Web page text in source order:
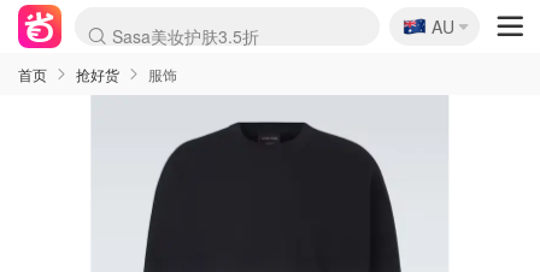
lululemon折扣上新
Sasa美妆护肤3.5折
SSENSE年中2.5折
FreshBeauty好价汇总
Cettire降价+叠9折
WWS Coles超市实拍
viagogo二手票捡漏
Myer超级周末
The Outnet奢牌1折起
David Jones 3折起
Flannels大牌1折
Perfumes Club护肤1折
AMIRO面罩$251
Amazon折扣汇总
eToro入金$200送$50
Amazon数码好物
ICONIC本周7.5折
ThedoubleF高奢地板价
Moose Knuckles 6折
丝芙兰5折起
EUFY摄像头$98
Selenichast首饰2折
Trip机票酒店促销
YSL送5件彩妆礼
Amazon家居好物
Amazon美妆护肤
雅漾大喷$8
过敏原检测盒$33
伊索独家赠50ml沐浴露
科颜氏高保湿面霜$29
SEALIFE海洋馆门票6折
丝塔芙大白罐$16
订阅Newsletter送香薰
Cult Beauty 6.8折
Harrods圣诞日历$525
LN-CC奢牌私促3折
d'Alba空姐喷雾$16
EVE LOM套装£56
Bernardelli独家4折
Adore Beauty 6折起
CT圣诞日历
Mytheresa奢品2.7折
Luxury Escapes 9折
Currentbody美容仪$881
MOON Garden Live
Roborock扫地机$649
Tingo Life水杯$24
Valentino官网5折
CR洗护套装$23
修丽可4件套$159
Myer彩妆2件7折
GANNI官网4.5折
Stylevana韩妆4折
Tessabit高奢8.5折
OGX洗发水$11
Amazon阿德莱德次日达
卡诗8.5折+赠礼
Philips Hue灯具8折
🇦🇺
AU
首页 抢好货 服饰